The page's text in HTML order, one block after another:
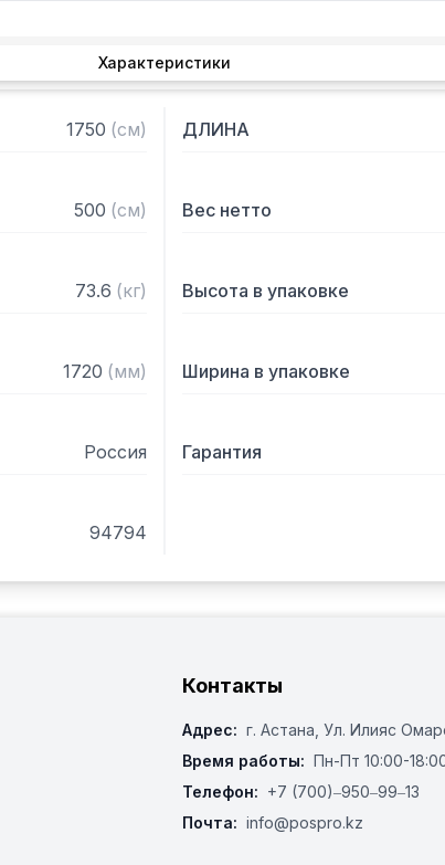
Характеристики
1750 (см) ДЛИНА
500 (см) Вес нетто
73.6 (кг) Высота в упаковке
1720 (мм) Ширина в упаковке
Россия Гарантия
94794
Контакты
Адрес: г. Астана, ​Ул. Илияс
Время работы: Пн-Пт 10:00-
Телефон: +7 (700)‒950‒99‒13
Почта: info@pospro.kz